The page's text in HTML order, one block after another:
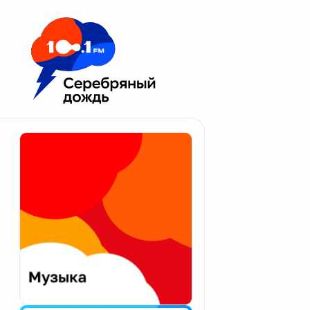
Москва 100.1 FM
Апатиты
Екатеринбург
Калининград
Калуга